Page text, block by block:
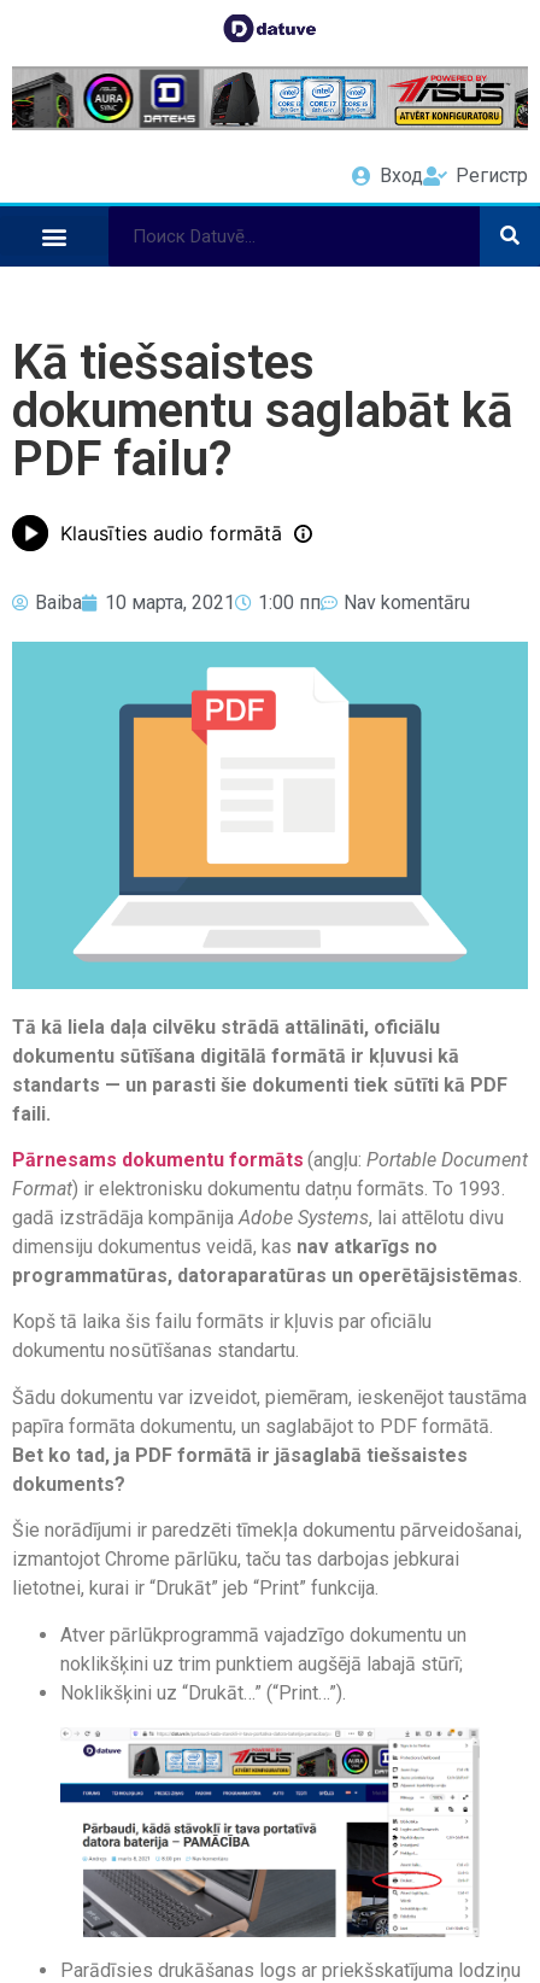
Вход Регистр
Kā tiešsaistes
dokumentu saglabāt kā
PDF failu?
Klausīties audio formātā
Baiba 10 марта, 2021 1:00 пп Nav komentāru
Tā kā liela daļa cilvēku strādā attālināti, oficiālu
dokumentu sūtīšana digitālā formātā ir kļuvusi kā
standarts — un parasti šie dokumenti tiek sūtīti kā PDF
faili.
Pārnesams dokumentu formāts (angļu: Portable Document
Format) ir elektronisku dokumentu datņu formāts. To 1993.
gadā izstrādāja kompānijaAdobe Systems, lai attēlotu divu
dimensiju dokumentus veidā, kas nav atkarīgs no
programmatūras, datoraparatūras un operētājsistēmas.
Kopš tā laika šis failu formāts ir kļuvis par oficiālu
dokumentu nosūtīšanas standartu.
Šādu dokumentu var izveidot, piemēram, ieskenējot taustāma
papīra formāta dokumentu, un saglabājot to PDF formātā.
Bet ko tad, ja PDF formātā ir jāsaglabā tiešsaistes
dokuments?
Šie norādījumi ir paredzēti tīmekļa dokumentu pārveidošanai,
izmantojot Chrome pārlūku, taču tas darbojas jebkurai
lietotnei, kurai ir “Drukāt” jeb “Print” funkcija.
Atver pārlūkprogrammā vajadzīgo dokumentu un
noklikšķini uz trim punktiem augšējā labajā stūrī;
Noklikšķini uz “Drukāt…” (“Print…”).
Parādīsies drukāšanas logs ar priekšskatījuma lodziņu